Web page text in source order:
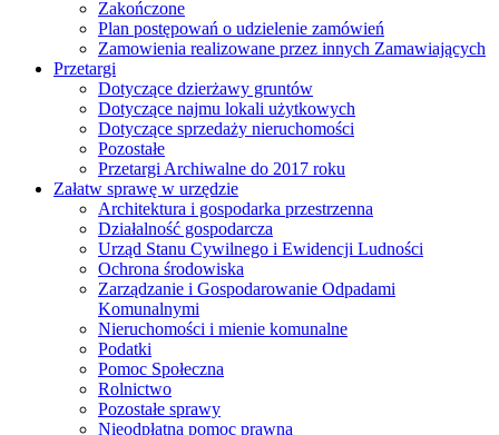
Zakończone
Plan postępowań o udzielenie zamówień
Zamowienia realizowane przez innych Zamawiających
Przetargi
Dotyczące dzierżawy gruntów
Dotyczące najmu lokali użytkowych
Dotyczące sprzedaży nieruchomości
Pozostałe
Przetargi Archiwalne do 2017 roku
Załatw sprawę w urzędzie
Architektura i gospodarka przestrzenna
Działalność gospodarcza
Urząd Stanu Cywilnego i Ewidencji Ludności
Ochrona środowiska
Zarządzanie i Gospodarowanie Odpadami
Komunalnymi
Nieruchomości i mienie komunalne
Podatki
Pomoc Społeczna
Rolnictwo
Pozostałe sprawy
Nieodpłatna pomoc prawna